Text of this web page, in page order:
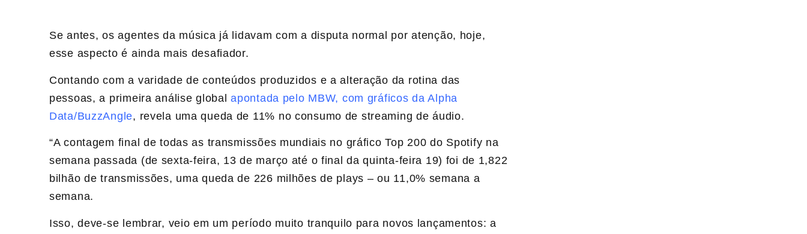
Se antes, os agentes da música já lidavam com a disputa normal por atenção, hoje,
esse aspecto é ainda mais desafiador.
Contando com a varidade de conteúdos produzidos e a alteração da rotina das
pessoas, a primeira análise globalapontada pelo MBW, com gráficos da Alpha
Data/BuzzAngle, revela uma queda de 11% no consumo de streaming de áudio.
“A contagem final de todas as transmissões mundiais no gráfico Top 200 do Spotify na
semana passada (de sexta-feira, 13 de março até o final da quinta-feira 19) foi de 1,822
bilhão de transmissões, uma queda de 226 milhões de plays – ou 11,0% semana a
semana.
Isso, deve-se lembrar, veio em um período muito tranquilo para novos lançamentos: a